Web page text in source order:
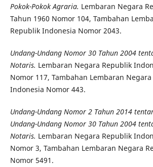
Pokok-Pokok Agraria. Lembaran Negara
Tahun 1960 Nomor 104, Tambahan
Republik Indonesia Nomor 2043.
Undang-Undang Nomor 30 Tahun 2004
Notaris. Lembaran Negara Republik
Nomor 117, Tambahan Lembaran
Indonesia Nomor 443.
Undang-Undang Nomor 2 Tahun 2014
Undang-Undang Nomor 30 Tahun 2004
Notaris. Lembaran Negara Republik
Nomor 3, Tambahan Lembaran Negara
Nomor 5491.